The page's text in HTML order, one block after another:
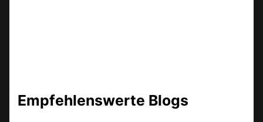
Empfehlenswerte Blogs